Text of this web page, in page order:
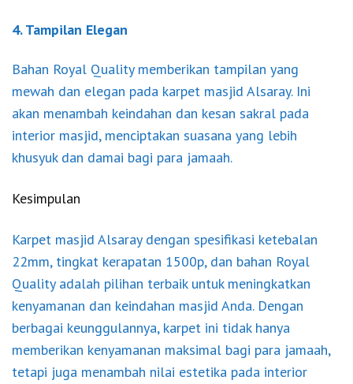
4. Tampilan Elegan
Bahan Royal Quality memberikan tampilan yang
mewah dan elegan pada karpet masjid Alsaray. Ini
akan menambah keindahan dan kesan sakral pada
interior masjid, menciptakan suasana yang lebih
khusyuk dan damai bagi para jamaah.
Kesimpulan
Karpet masjid Alsaray dengan spesifikasi ketebalan
22mm, tingkat kerapatan 1500p, dan bahan Royal
Quality adalah pilihan terbaik untuk meningkatkan
kenyamanan dan keindahan masjid Anda. Dengan
berbagai keunggulannya, karpet ini tidak hanya
memberikan kenyamanan maksimal bagi para jamaah,
tetapi juga menambah nilai estetika pada interior